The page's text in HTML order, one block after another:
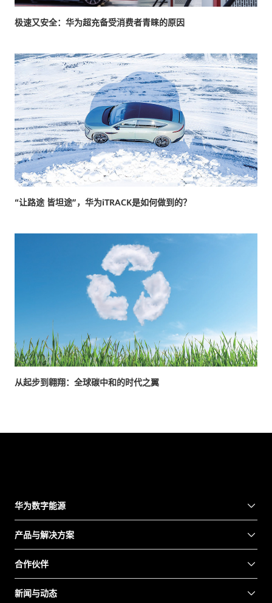
极速又安全：华为超充备受消费者青睐的原因
“让路途 皆坦途”，华为iTRACK是如何做到的？
从起步到翱翔：全球碳中和的时代之翼
华为数字能源
产品与解决方案
合作伙伴
新闻与动态